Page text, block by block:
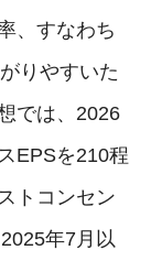
、すなわち
りやすいた
では、2026
EPSを210程
トコンセン
年7月以